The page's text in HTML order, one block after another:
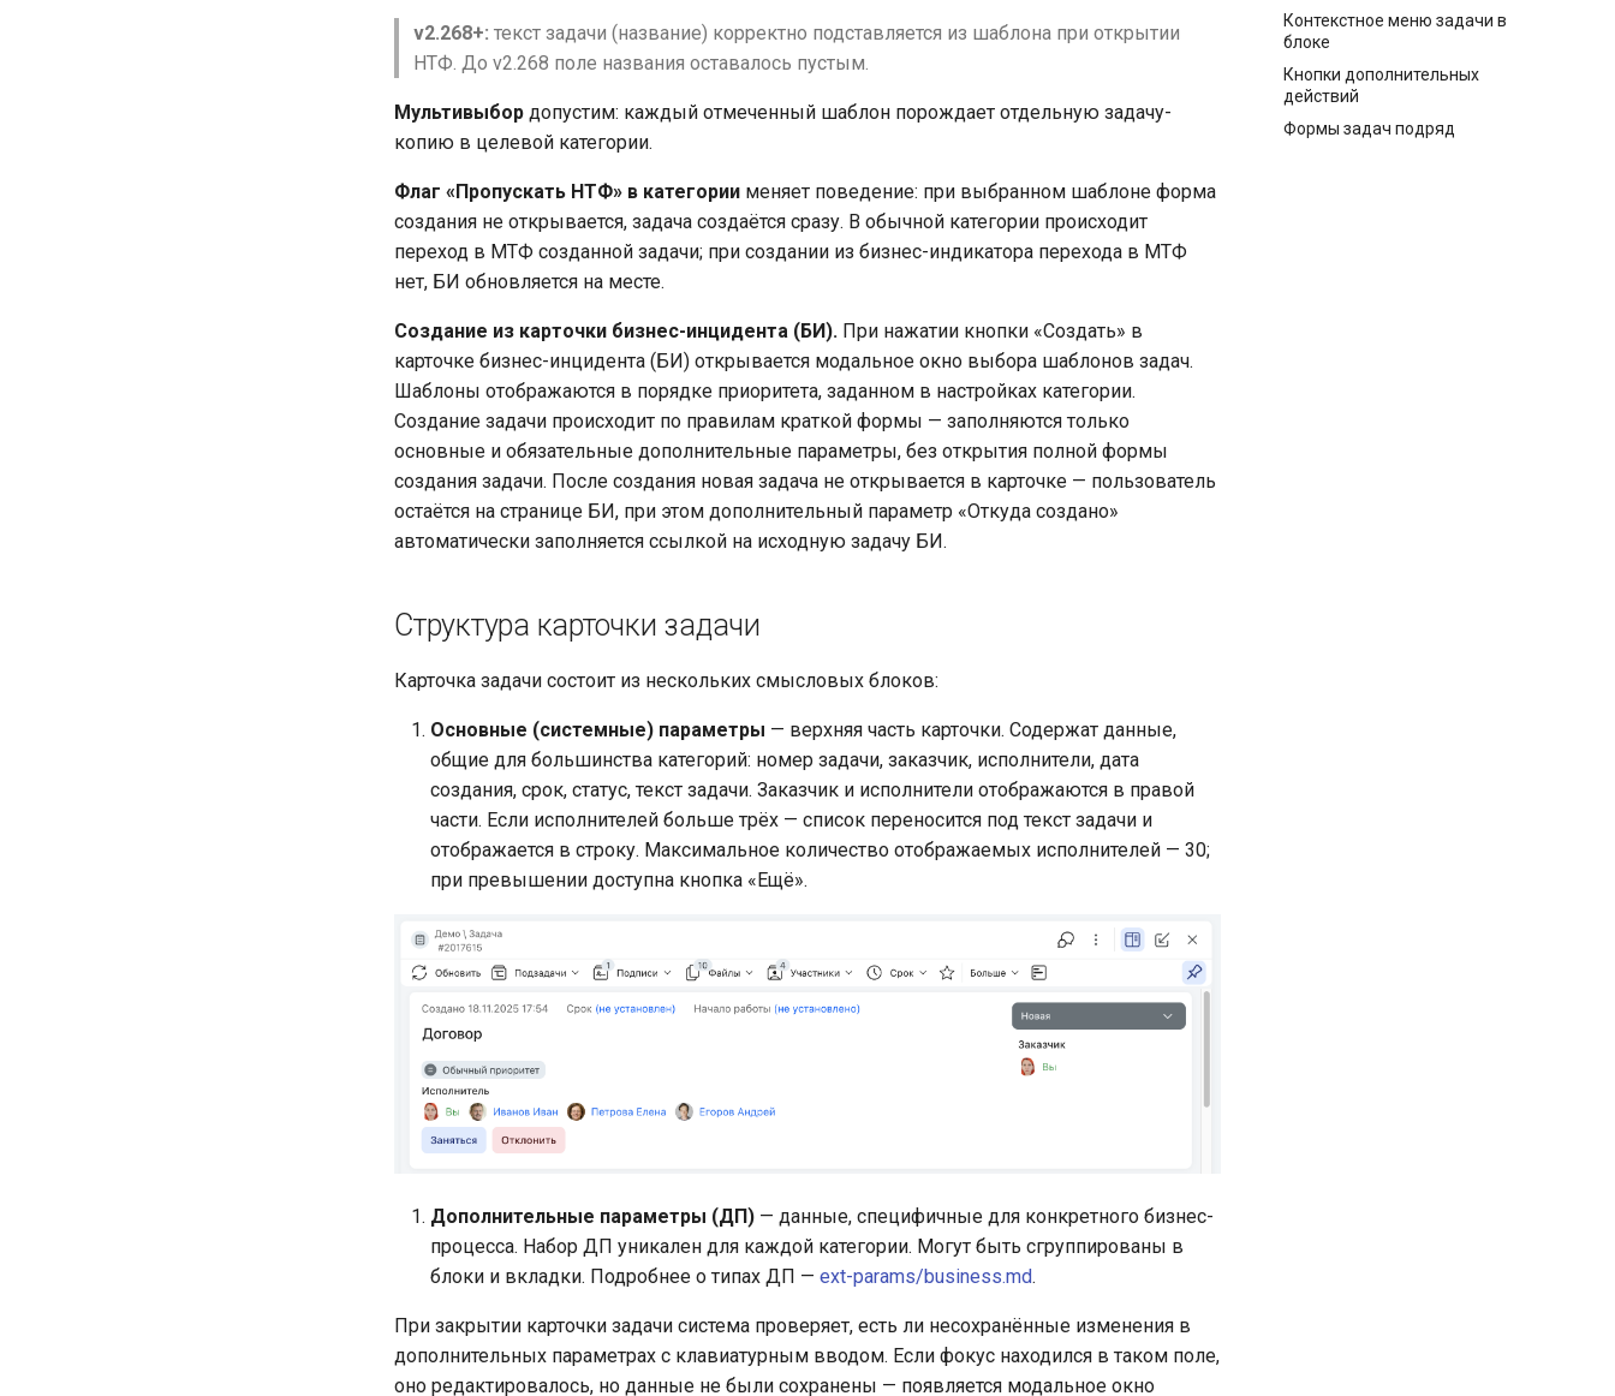
Контекстное меню задачи в
блоке
Кнопки дополнительных
действий
Формы задач подряд
v2.268+: текст задачи (название) корректно подставляется из шаблона при открытии
НТФ. До v2.268 поле названия оставалось пустым.
Мультивыбор допустим: каждый отмеченный шаблон порождает отдельную задачу-
копию в целевой категории.
Флаг «Пропускать НТФ» в категории меняет поведение: при выбранном шаблоне форма
создания не открывается, задача создаётся сразу. В обычной категории происходит
переход в МТФ созданной задачи; при создании из бизнес-индикатора перехода в МТФ
нет, БИ обновляется на месте.
Создание из карточки бизнес-инцидента (БИ). При нажатии кнопки «Создать» в
карточке бизнес-инцидента (БИ) открывается модальное окно выбора шаблонов задач.
Шаблоны отображаются в порядке приоритета, заданном в настройках категории.
Создание задачи происходит по правилам краткой формы — заполняются только
основные и обязательные дополнительные параметры, без открытия полной формы
создания задачи. После создания новая задача не открывается в карточке — пользователь
остаётся на странице БИ, при этом дополнительный параметр «Откуда создано»
автоматически заполняется ссылкой на исходную задачу БИ.
Структура карточки задачи
Карточка задачи состоит из нескольких смысловых блоков:
Основные (системные) параметры — верхняя часть карточки. Содержат данные,
общие для большинства категорий: номер задачи, заказчик, исполнители, дата
создания, срок, статус, текст задачи. Заказчик и исполнители отображаются в правой
части. Если исполнителей больше трёх — список переносится под текст задачи и
отображается в строку. Максимальное количество отображаемых исполнителей — 30;
при превышении доступна кнопка «Ещё».
Дополнительные параметры (ДП) — данные, специфичные для конкретного бизнес-
процесса. Набор ДП уникален для каждой категории. Могут быть сгруппированы в
блоки и вкладки. Подробнее о типах ДП — ext-params/business.md.
При закрытии карточки задачи система проверяет, есть ли несохранённые изменения в
дополнительных параметрах с клавиатурным вводом. Если фокус находился в таком поле,
оно редактировалось, но данные не были сохранены — появляется модальное окно